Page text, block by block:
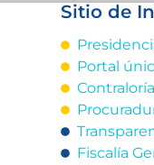
Sitio de
Portal
Fiscalía